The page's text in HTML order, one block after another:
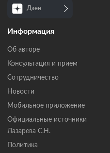
Дзен
Информация
Об авторе
Консультация и прием
Сотрудничество
Новости
Мобильное приложение
Официальные источники
Лазарева С.Н.
Политика